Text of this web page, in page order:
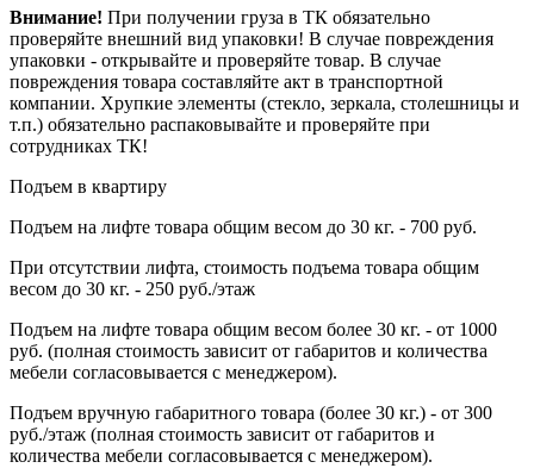
Внимание! При получении груза в ТК обязательно
проверяйте внешний вид упаковки! В случае повреждения
упаковки - открывайте и проверяйте товар. В случае
повреждения товара составляйте акт в транспортной
компании. Хрупкие элементы (стекло, зеркала, столешницы и
т.п.) обязательно распаковывайте и проверяйте при
сотрудниках ТК!
Подъем в квартиру
Подъем на лифте товара общим весом до 30 кг. - 700 руб.
При отсутствии лифта, стоимость подъема товара общим
весом до 30 кг. - 250 руб./этаж
Подъем на лифте товара общим весом более 30 кг. - от 1000
руб. (полная стоимость зависит от габаритов и количества
мебели согласовывается с менеджером).
Подъем вручную габаритного товара (более 30 кг.) - от 300
руб./этаж (полная стоимость зависит от габаритов и
количества мебели согласовывается с менеджером).